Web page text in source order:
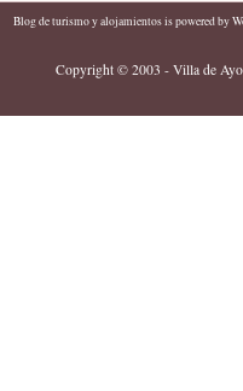
Blog de turismo y alojamientosis powered by
Copyright © 2003 - Villa de